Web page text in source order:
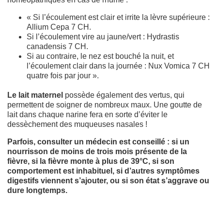
« Si l’écoulement est clair et irrite la lèvre supérieure :
Allium Cepa 7 CH.
Si l’écoulement vire au jaune/vert : Hydrastis
canadensis 7 CH.
Si au contraire, le nez est bouché la nuit, et
l’écoulement clair dans la journée : Nux Vomica 7 CH
quatre fois par jour ».
Le lait maternel possède également des vertus, qui
permettent de soigner de nombreux maux. Une goutte de
lait dans chaque narine fera en sorte d’éviter le
dessèchement des muqueuses nasales !
Parfois, consulter un médecin est conseillé : si un
nourrisson de moins de trois mois présente de la
fièvre, si la fièvre monte à plus de 39°C, si son
comportement est inhabituel, si d’autres symptômes
digestifs viennent s’ajouter, ou si son état s’aggrave ou
dure longtemps.